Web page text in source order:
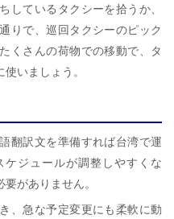
しているタクシーを拾うか、
りで、巡回タクシーのピック
くさんの荷物での移動で、タ
いましょう。
翻訳文を準備すれば台湾で運
ジュールが調整しやすくな
がありません。
、急な予定変更にも柔軟に動